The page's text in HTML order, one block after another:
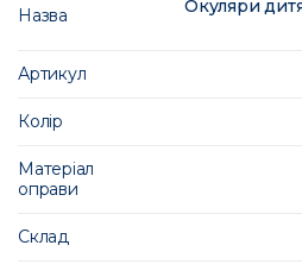
Назва
Окуляри
Артикул
Колір
Матеріал
оправи
Склад